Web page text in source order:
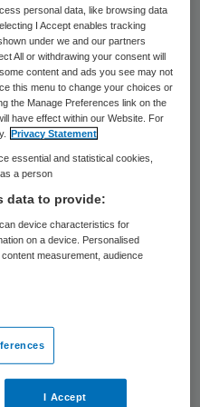
voorzitter van
van
is tijdens de
van 16
Hans Sijbesma
van
al deel uit van
algemeen
Breda. De
vice-voorzitters
personal data, like browsing data
I Accept enables tracking
under we and our partners
All or withdrawing your consent will
content and ads you see may not
this menu to change your choices or
the Manage Preferences link on the
have effect within our Website. For
Privacy Statement
essential and statistical cookies,
a person
data to provide:
device characteristics for
on a device. Personalised
measurement, audience
I Accept